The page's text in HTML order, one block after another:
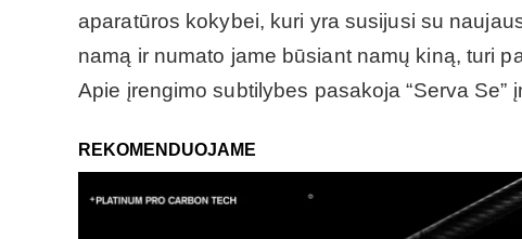
aparatūros kokybei, kuri yra susijusi su
namą ir numato jame būsiant namų kiną, turi
Apie įrengimo subtilybes pasakoja “Serva
REKOMENDUOJAME